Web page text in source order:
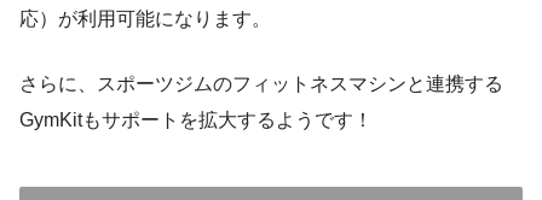
応）が利用可能になります。
さらに、スポーツジムのフィットネスマシンと連携する
GymKitもサポートを拡大するようです！